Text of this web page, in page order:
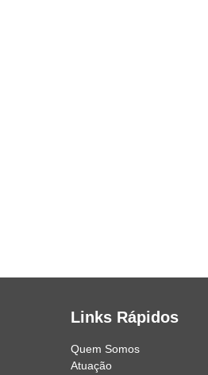
Links Rápidos
Quem Somos
Atuação